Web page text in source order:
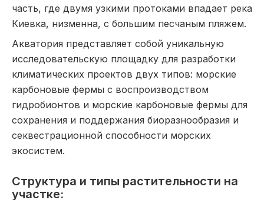
часть, где двумя узкими протоками впадает река
Киевка, низменна, с большим песчаным пляжем.
Акватория представляет собой уникальную
исследовательскую площадку для разработки
климатических проектов двух типов: морские
карбоновые фермы с воспроизводством
гидробионтов и морские карбоновые фермы для
сохранения и поддержания биоразнообразия и
секвестрационной способности морских
экосистем.
Структура и типы растительности на
участке: